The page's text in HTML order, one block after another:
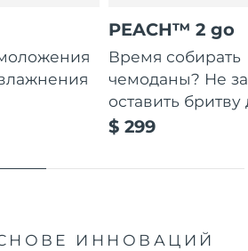
PEACH™ 2 go
Время собирать
чемоданы? Не
оставить бритву
$ 299
ИННОВАЦИЙ